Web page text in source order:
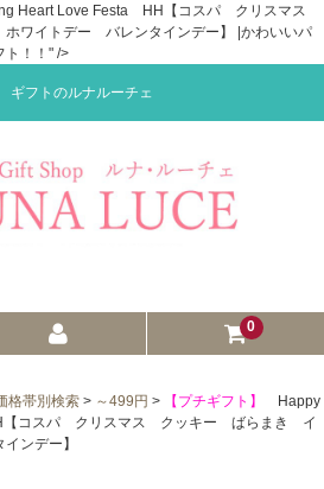
Heart Love Festa HH【コスパ クリスマス
イトデー バレンタインデー】 |かわいいパ
ト！！" />
ギフトのルナルーチェ
0
格帯別検索 > ～499円 > 【プチギフト】
Happy
【コスパ クリスマス クッキー ばらまき イ
ンデー】